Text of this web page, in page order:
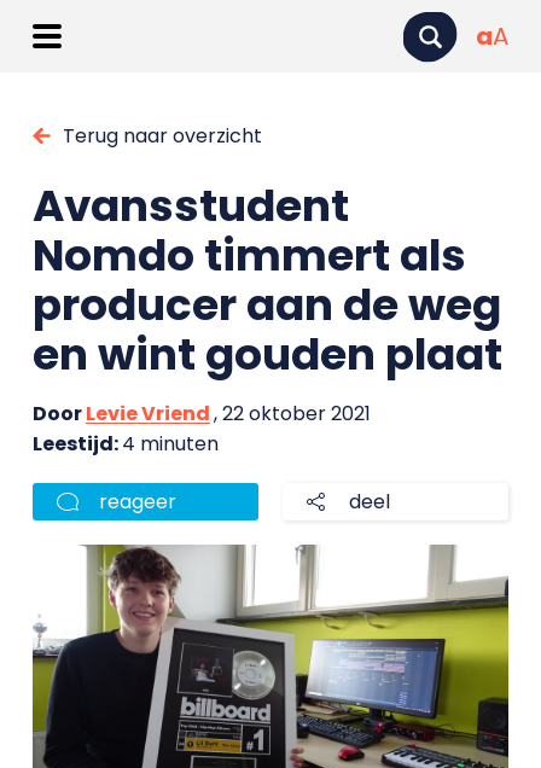
aA
Terug naar overzicht
Avansstudent
Nomdo timmert als
producer aan de weg
en wint gouden plaat
DoorLevie Vriend, 22 oktober 2021
Leestijd:4 minuten
reageer deel